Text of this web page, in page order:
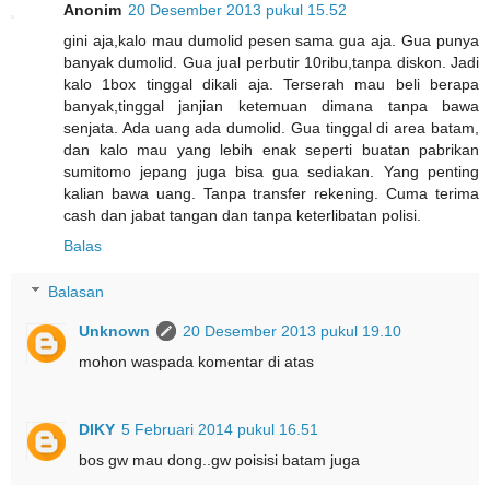
Anonim 20 Desember 2013 pukul 15.52
gini aja,kalo mau dumolid pesen sama gua aja. Gua punya
banyak dumolid. Gua jual perbutir 10ribu,tanpa diskon. Jadi
kalo 1box tinggal dikali aja. Terserah mau beli berapa
banyak,tinggal janjian ketemuan dimana tanpa bawa
senjata. Ada uang ada dumolid. Gua tinggal di area batam,
dan kalo mau yang lebih enak seperti buatan pabrikan
sumitomo jepang juga bisa gua sediakan. Yang penting
kalian bawa uang. Tanpa transfer rekening. Cuma terima
cash dan jabat tangan dan tanpa keterlibatan polisi.
Balas
Balasan
Unknown
20 Desember 2013 pukul 19.10
mohon waspada komentar di atas
DIKY 5 Februari 2014 pukul 16.51
bos gw mau dong..gw poisisi batam juga